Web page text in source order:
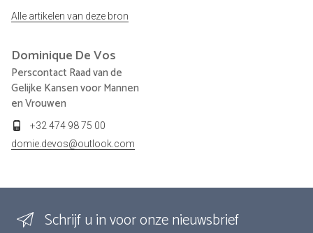
Alle artikelen van deze bron
Dominique De Vos
Perscontact Raad van de
Gelijke Kansen voor Mannen
en Vrouwen
+32 474 98 75 00
domie.devos@outlook.com
Schrijf u in voor onze nieuwsbrief